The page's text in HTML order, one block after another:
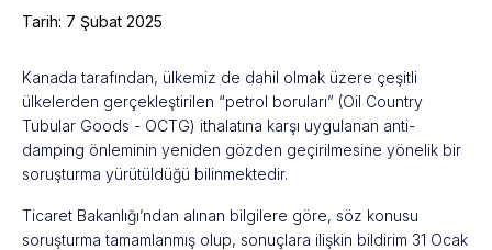
Tarih: 7 Şubat 2025
Kanada tarafından, ülkemiz de dahil olmak üzere çeşitli
ülkelerden gerçekleştirilen “petrol boruları” (Oil Country
Tubular Goods - OCTG) ithalatına karşı uygulanan anti-
damping önleminin yeniden gözden geçirilmesine yönelik bir
soruşturma yürütüldüğü bilinmektedir.
Ticaret Bakanlığı’ndan alınan bilgilere göre, söz konusu
soruşturma tamamlanmış olup, sonuçlara ilişkin bildirim 31 Ocak